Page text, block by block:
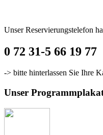
Unser Reservierungstelefon
0 72 31-5 66 19 77
-> bitte hinterlassen Sie Ihre
Unser